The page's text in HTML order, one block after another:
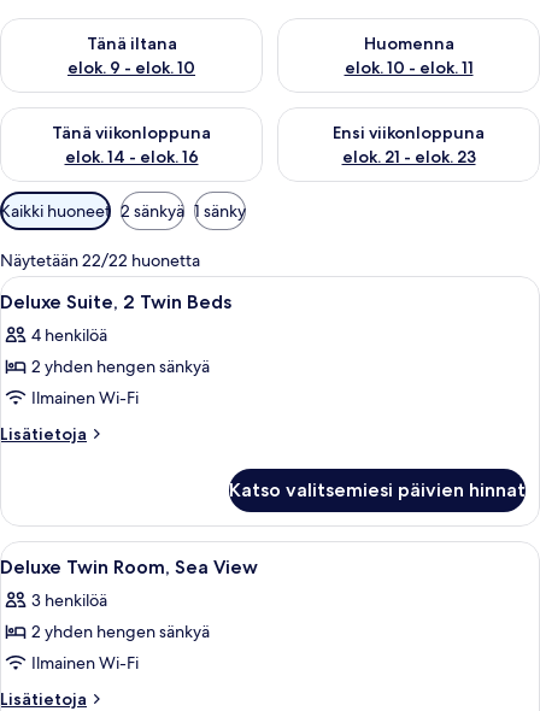
Tänä iltana
elok. 9 - elok. 10
Tarkista tämän illan saatavuus elok. 9 - elok. 10
Huomenna
elok. 10 - elok. 11
Tarkista huomisen saatavuus
Tänä viikonloppuna
elok. 14 - elok. 16
Tarkista tämän viikonlopun saatavuus elok. 14 - elok. 16
Ensi viikonloppuna
elok. 21 - elok. 23
Tarkista ensi viikonlopun
Huoneille
saatavilla
olevia
suodattimia
Kaikki huoneet 2 sänkyä 1 sänky
Näytetään 22/22 huonetta
Avaa
kaikki
huonetyypin
Deluxe
Suite,
2
kuvat
Hotellihuone, jossa on kaksi
5
Deluxe Suite, 2 Twin Beds
4 henkilöä
2 yhden hengen sänkyä
Ilmainen Wi-Fi
Lisätietoja
Lisätietoja
2
Twin
Beds
Katso valitsemiesi päivien hinnat
Avaa
kaikki
huonetyypin
Deluxe
Twin
Room,
Hotellihuone, jossa on kaksi
10
Deluxe Twin Room, Sea View
3 henkilöä
2 yhden hengen sänkyä
Ilmainen Wi-Fi
Lisätietoja
Lisätietoja